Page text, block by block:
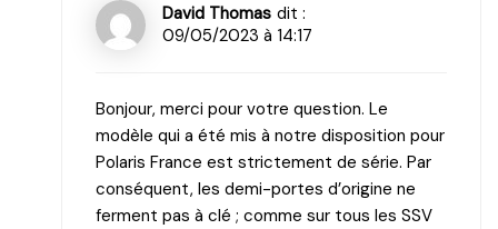
David Thomas dit :
09/05/2023 à 14:17
Bonjour, merci pour votre question. Le
modèle qui a été mis à notre disposition pour
Polaris France est strictement de série. Par
conséquent, les demi-portes d’origine ne
ferment pas à clé ; comme sur tous les SSV